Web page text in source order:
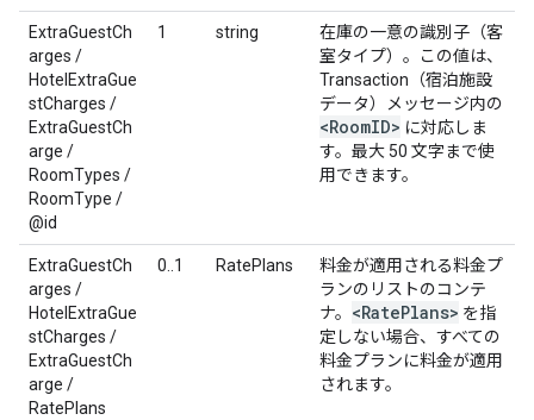
ExtraGuestCh
arges /
HotelExtraGue
stCharges /
ExtraGuestCh
arge /
RoomTypes /
RoomType /
@id
1 string
在庫の一意の識別子（客
室タイプ）。この値は、
Transaction（宿泊施設
データ）メッセージ内の
<RoomID> に対応しま
す。最大 50 文字まで使
用できます。
ExtraGuestCh
arges /
HotelExtraGue
stCharges /
ExtraGuestCh
arge /
RatePlans
0..1 RatePlans
料金が適用される料金プ
ランのリストのコンテ
ナ。 <RatePlans> を指
定しない場合、すべての
料金プランに料金が適用
されます。